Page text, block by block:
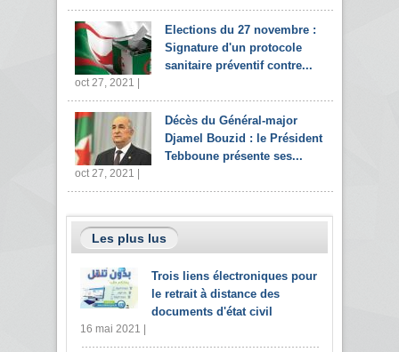
Elections du 27 novembre :
Signature d'un protocole
sanitaire préventif contre...
oct 27, 2021 |
Décès du Général-major
Djamel Bouzid : le Président
Tebboune présente ses...
oct 27, 2021 |
Les plus lus
Trois liens électroniques pour
le retrait à distance des
documents d'état civil
16 mai 2021 |